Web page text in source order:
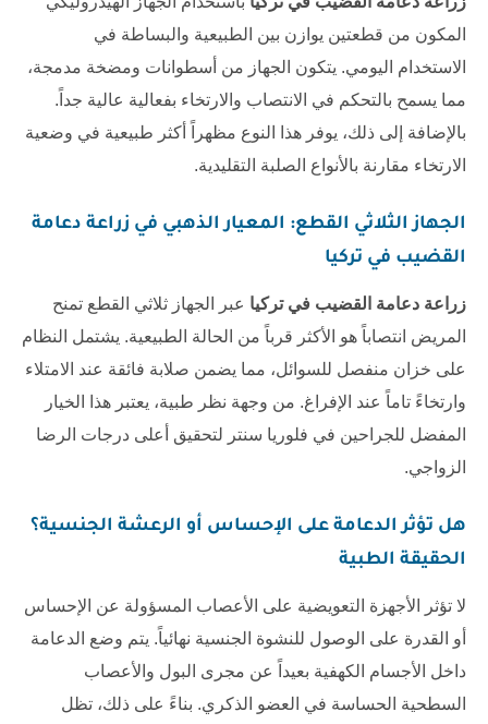
المكون من قطعتين يوازن بين الطبيعية والبساطة في
الاستخدام اليومي. يتكون الجهاز من أسطوانات ومضخة مدمجة،
مما يسمح بالتحكم في الانتصاب والارتخاء بفعالية عالية جداً.
بالإضافة إلى ذلك، يوفر هذا النوع مظهراً أكثر طبيعية في وضعية
الارتخاء مقارنة بالأنواع الصلبة التقليدية.
الجهاز الثلاثي القطع: المعيار الذهبي في زراعة دعامة
القضيب في تركيا
زراعة دعامة القضيب في تركيا عبر الجهاز ثلاثي القطع تمنح
المريض انتصاباً هو الأكثر قرباً من الحالة الطبيعية. يشتمل النظام
على خزان منفصل للسوائل، مما يضمن صلابة فائقة عند الامتلاء
وارتخاءً تاماً عند الإفراغ. من وجهة نظر طبية، يعتبر هذا الخيار
المفضل للجراحين في فلوريا سنتر لتحقيق أعلى درجات الرضا
الزواجي.
هل تؤثر الدعامة على الإحساس أو الرعشة الجنسية؟
الحقيقة الطبية
لا تؤثر الأجهزة التعويضية على الأعصاب المسؤولة عن الإحساس
أو القدرة على الوصول للنشوة الجنسية نهائياً. يتم وضع الدعامة
داخل الأجسام الكهفية بعيداً عن مجرى البول والأعصاب
السطحية الحساسة في العضو الذكري. بناءً على ذلك، تظل